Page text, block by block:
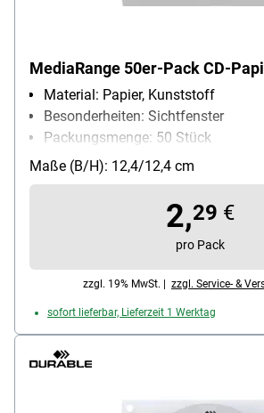
MediaRange 50er-Pack CD-
Material: Papier, Kunststoff
Besonderheiten: Sichtfenster
Packungsmenge: 50 Stück
Maße (B/H): 12,4/12,4 cm
2,29 €
pro Pack
zzgl. 19% MwSt. | zzgl. Service- &
sofort lieferbar, Lieferzeit 1 Werktag